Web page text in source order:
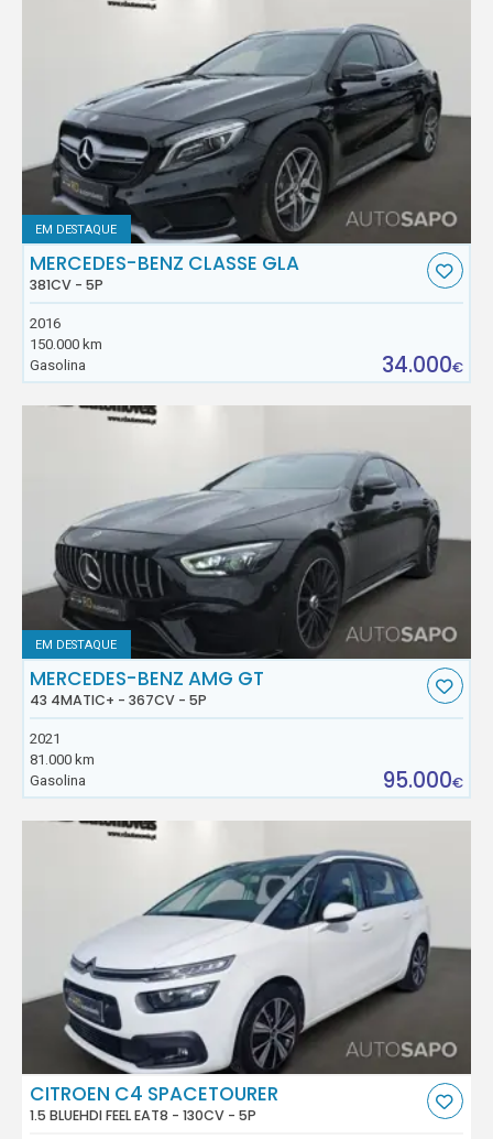
EM DESTAQUE
MERCEDES-BENZ CLASSE GLA
381CV - 5P
2016
150.000 km
Gasolina
34.000€
EM DESTAQUE
MERCEDES-BENZ AMG GT
43 4MATIC+ - 367CV - 5P
2021
81.000 km
Gasolina
95.000€
CITROEN C4 SPACETOURER
1.5 BLUEHDI FEEL EAT8 - 130CV - 5P